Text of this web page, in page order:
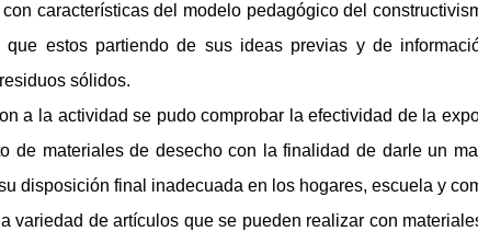
características del modelo pedagógico del
estos partiendo de sus ideas previas y de
sólidos.
a la actividad se pudo comprobar la efectividad de la
de materiales de desecho con la finalidad de darle un
disposición final inadecuada en los hogares, escuela y
variedad de artículos que se pueden realizar con